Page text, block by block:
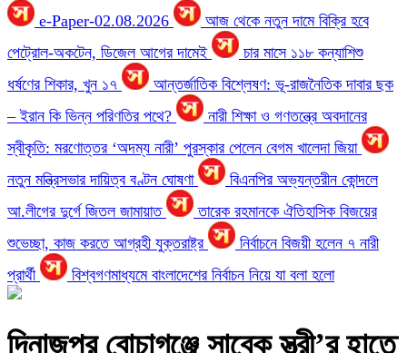
e-Paper-02.08.2026
আজ থেকে নতুন দামে বিক্রি হবে
পেট্রোল-অকটেন, ডিজেল আগের দামেই
চার মাসে ১১৮ কন্যাশিশু
ধর্ষণের শিকার, খুন ১৭
আন্তর্জাতিক বিশ্লেষণ: ভূ-রাজনৈতিক দাবার ছক
– ইরান কি ভিন্ন পরিণতির পথে?
নারী শিক্ষা ও গণতন্ত্রে অবদানের
স্বীকৃতি: মরণোত্তর ‘অদম্য নারী’ পুরস্কার পেলেন বেগম খালেদা জিয়া
নতুন মন্ত্রিসভার দায়িত্ব বণ্টন ঘোষণা
বিএনপির অভ্যন্তরীন কোন্দলে
আ.লীগের দুর্গে জিতল জামায়াত
তারেক রহমানকে ঐতিহাসিক বিজয়ের
শুভেচ্ছা, কাজ করতে আগ্রহী যুক্তরাষ্ট্র
নির্বাচনে বিজয়ী হলেন ৭ নারী
প্রার্থী
বিশ্বগণমাধ্যমে বাংলাদেশের নির্বাচন নিয়ে যা বলা হলো
দিনাজপুর বোচাগঞ্জে সাবেক স্ত্রী’র হাতে